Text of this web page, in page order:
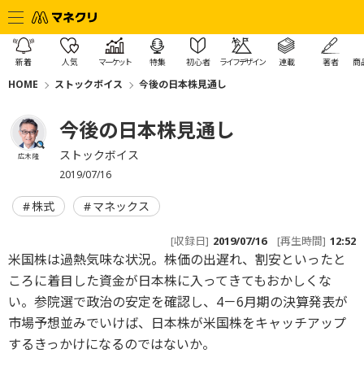
新着 人気 マーケット 特集 初心者 ライフデザイン 連載 著者 商
HOME ストックボイス 今後の日本株見通し
広木 隆
今後の日本株見通し
ストックボイス
2019/07/16
株式 マネックス
[収録日] 2019/07/16 [再生時間] 12:52
米国株は過熱気味な状況。株価の出遅れ、割安といったと
ころに着目した資金が日本株に入ってきてもおかしくな
い。参院選で政治の安定を確認し、4－6月期の決算発表が
市場予想並みでいけば、日本株が米国株をキャッチアップ
するきっかけになるのではないか。